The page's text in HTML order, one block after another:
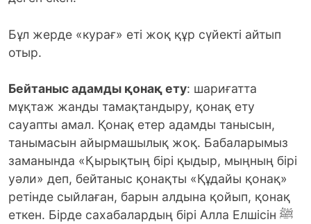
Бұл жерде «курағ» еті жоқ құр сүйекті айтып
отыр.
Бейтаныс адамды қонақ ету: шариғатта
мұқтаж жанды тамақтандыру, қонақ ету
сауапты амал. Қонақ етер адамды танысын,
танымасын айырмашылық жоқ. Бабаларымыз
заманында «Қырықтың бірі қыдыр, мыңның бірі
уәли» деп, бейтаныс қонақты «Құдайы қонақ»
ретінде сыйлаған, барын алдына қойып, қонақ
еткен. Бірде сахабалардың бірі Алла Елшісін ﷺ